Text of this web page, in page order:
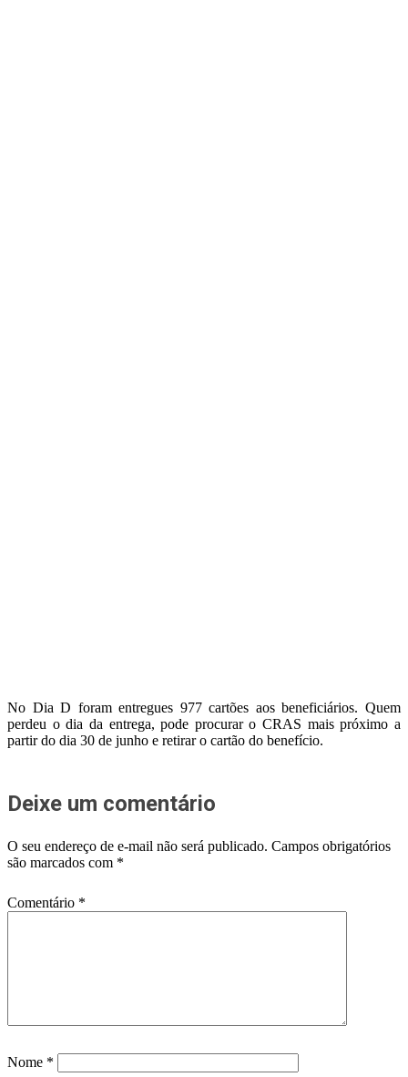
No Dia D foram entregues 977 cartões aos beneficiários. Quem
perdeu o dia da entrega, pode procurar o CRAS mais próximo a
partir do dia 30 de junho e retirar o cartão do benefício.
Deixe um comentário
O seu endereço de e-mail não será publicado. Campos obrigatórios
são marcados com *
Comentário *
Nome *